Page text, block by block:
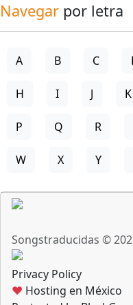
Navegar por letra
A B C
H I J K
P Q R
W X Y
Songstraducidas ©
Privacy Policy
♥ Hosting en México